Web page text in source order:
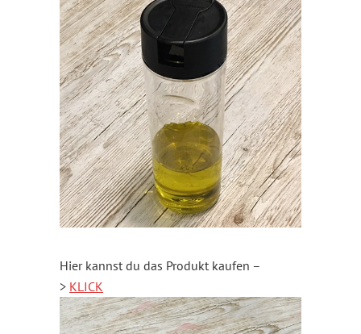
Hier kannst du das Produkt kaufen –
> KLICK